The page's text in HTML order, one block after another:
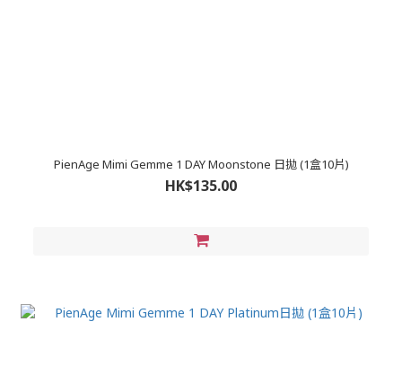
PienAge Mimi Gemme 1 DAY Moonstone 日拋 (1盒10片)
HK$135.00